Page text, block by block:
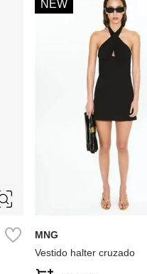
NEW
L
MNG
Vestido halter cruzado